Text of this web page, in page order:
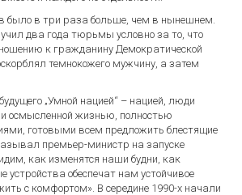
было в три раза больше, чем в нынешнем.
два года тюрьмы условно за то, что
к гражданину Демократической
темнокожего мужчину, а затем
„Умной нацией“ – нацией, люди
и осмысленной жизнью, полностью
готовыми всем предложить блестящие
премьер-министр на запуске
как изменятся наши будни, как
устройства обеспечат нам устойчивое
с комфортом». В середине 1990-х начали